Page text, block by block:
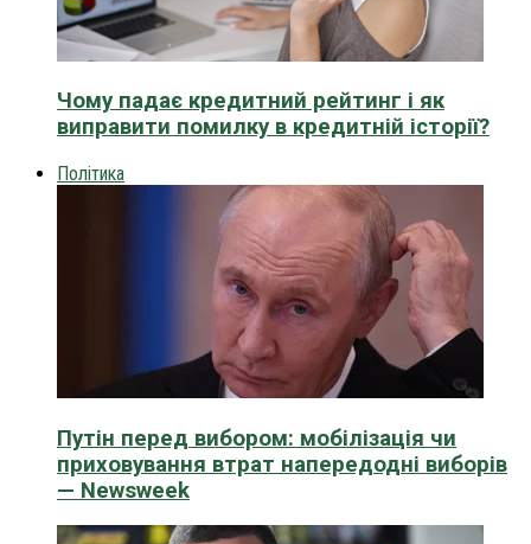
Чому падає кредитний рейтинг і як
виправити помилку в кредитній історії?
Політика
Путін перед вибором: мобілізація чи
приховування втрат напередодні виборів
— Newsweek